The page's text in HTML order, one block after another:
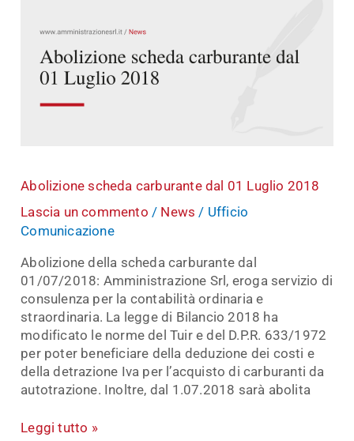
Abolizione scheda carburante dal 01 Luglio 2018
Lascia un commento / News / Ufficio
Comunicazione
Abolizione della scheda carburante dal
01/07/2018: Amministrazione Srl, eroga servizio di
consulenza per la contabilità ordinaria e
straordinaria. La legge di Bilancio 2018 ha
modificato le norme del Tuir e del D.P.R. 633/1972
per poter beneficiare della deduzione dei costi e
della detrazione Iva per l’acquisto di carburanti da
autotrazione. Inoltre, dal 1.07.2018 sarà abolita
carburante
Luglio
2018
Leggi tutto »